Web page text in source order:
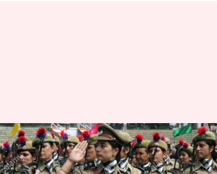
केरल: महिला दिवस पर मुख्यमंत्री की
सुरक्षा से लेकर थानों की जिम्मेदारी
संभालेंगी महिलाएं